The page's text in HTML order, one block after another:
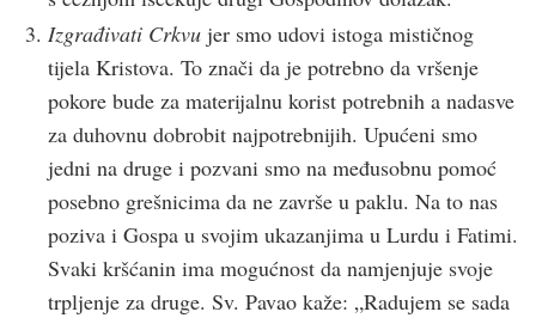
Izgrađivati Crkvu jer smo udovi istoga mističnog
tijela Kristova. To znači da je potrebno da vršenje
pokore bude za materijalnu korist potrebnih a nadasve
za duhovnu dobrobit najpotrebnijih. Upućeni smo
jedni na druge i pozvani smo na međusobnu pomoć
posebno grešnicima da ne završe u paklu. Na to nas
poziva i Gospa u svojim ukazanjima u Lurdu i Fatimi.
Svaki kršćanin ima mogućnost da namjenjuje svoje
trpljenje za druge. Sv. Pavao kaže: „Radujem se sada